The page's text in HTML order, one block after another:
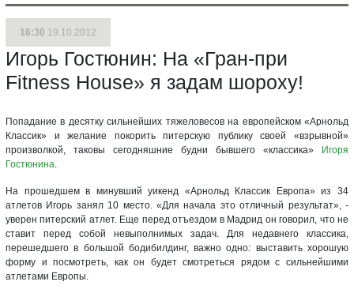
16:30 19.10.2012
Игорь Гостюнин: На «Гран-при
Fitness House» я задам шороху!
Попадание в десятку сильнейших тяжеловесов на европейском «Арнольд
Классик» и желание покорить питерскую публику своей «взрывной»
произволкой, таковы сегодняшние будни бывшего «классика»
Игоря
Гостюнина.
На прошедшем в минувший уикенд «Арнольд Классик Европа» из 34
атлетов Игорь занял 10 место. «Для начала это отличный результат», -
уверен питерский атлет. Еще перед отъездом в Мадрид он говорил, что не
ставит перед собой невыполнимых задач. Для недавнего классика,
перешедшего в большой бодибилдинг, важно одно: выставить хорошую
форму и посмотреть, как он будет смотреться рядом с сильнейшими
атлетами Европы.